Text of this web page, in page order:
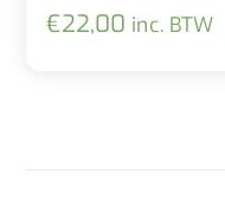
€22,00 inc. BTW